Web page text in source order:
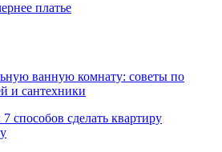
платье
ванную комнату: советы по
и сантехники
способов сделать квартиру